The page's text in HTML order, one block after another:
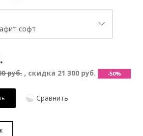
руб. , скидка 21 300 руб. -50%
Сравнить